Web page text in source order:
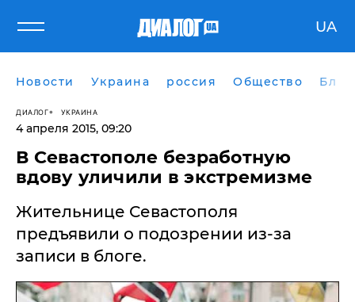
UA
Новости Украина россия Общество
ДИАЛОГ УКРАИНА
4 апреля 2015, 09:20
В Севастополе безработную
вдову уличили в экстремизме
Жительнице Севастополя
предъявили о подозрении из-за
записи в блоге.